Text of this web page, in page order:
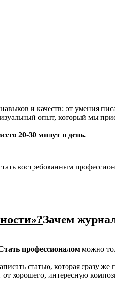
и качеств: от умения
опыт, который мы
20-30 минут в день.
востребованным
Зачем
профессионалом можно
статью, которая сразу
хорошего, интересную